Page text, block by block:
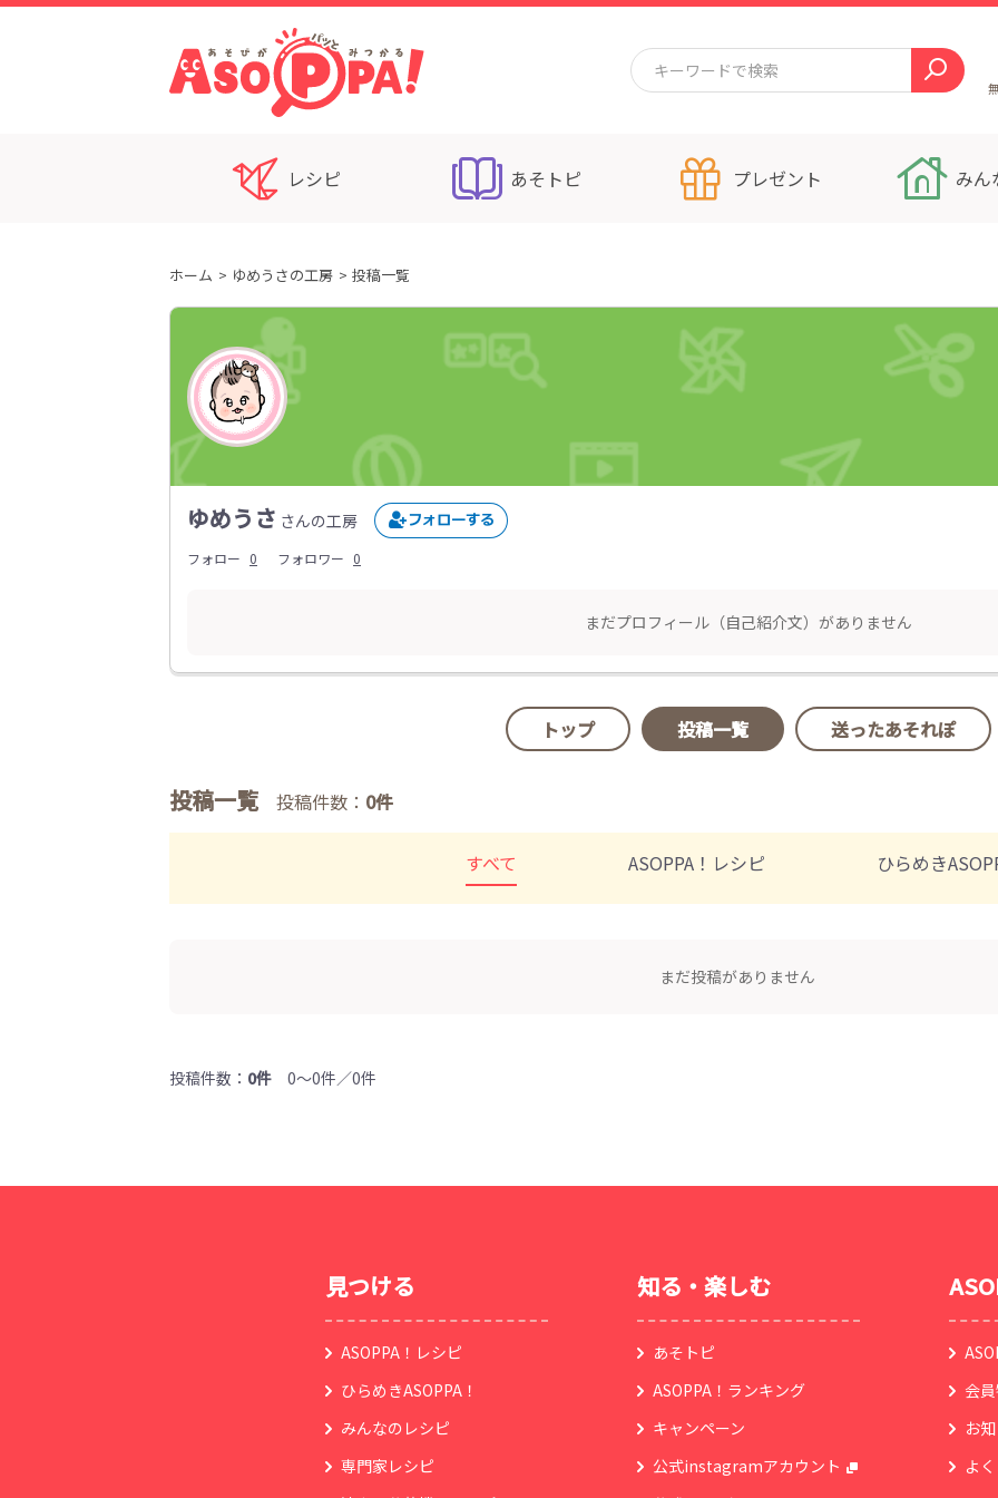
レシピ あそトピ プレゼント みん
ホーム ゆめうさの工房 投稿一覧
ゆめうさ さんの工房
フォロー 0 フォロワー 0
まだプロフィール（自己紹介文）がありません
トップ 投稿一覧 送ったあそれぽ
投稿一覧 投稿件数： 0件
すべて ASOPPA！レシピ ひらめき
まだ投稿がありません
投稿件数： 0件 0～0件／0件
見つける
ASOPPA！レシピ
ひらめきASOPPA！
みんなのレシピ
専門家レシピ
知る・楽しむ
あそトピ
ASOPPA！ランキング
キャンペーン
公式instagramアカウント
会
お
よ